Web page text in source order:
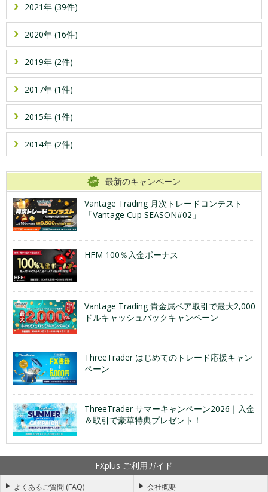
2021年 (39件)
2020年 (16件)
2019年 (2件)
2017年 (1件)
2015年 (1件)
2014年 (2件)
最新のキャンペーン
Vantage Trading 月次トレードコンテスト
「Vantage Cup SEASON#02」
HFM 100％入金ボーナス
Vantage Trading 貴金属ペア取引で最大2,000
ドルキャッシュバックキャンペーン
ThreeTrader はじめてのトレード応援キャン
ペーン
ThreeTrader サマーキャンペーン2026｜入金
＆取引で豪華特典プレゼント！
FXplus ご利用ガイド
よくあるご質問 (FAQ) 会社概要